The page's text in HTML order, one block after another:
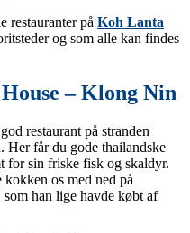
restauranter på Koh Lanta
og som alle kan findes
– Klong Nin
restaurant på stranden
får du gode thailandske
for sin friske fisk og skaldyr.
os med ned på
som han lige havde købt af